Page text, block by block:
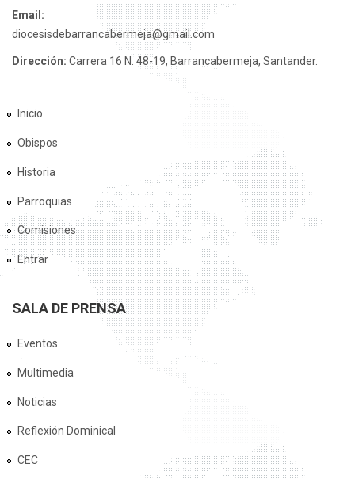
Email:
diocesisdebarrancabermeja@gmail.com
Dirección: Carrera 16 N. 48-19, Barrancabermeja, Santander.
Inicio
Obispos
Historia
Parroquias
Comisiones
Entrar
SALA DE PRENSA
Eventos
Multimedia
Noticias
Reflexión Dominical
CEC